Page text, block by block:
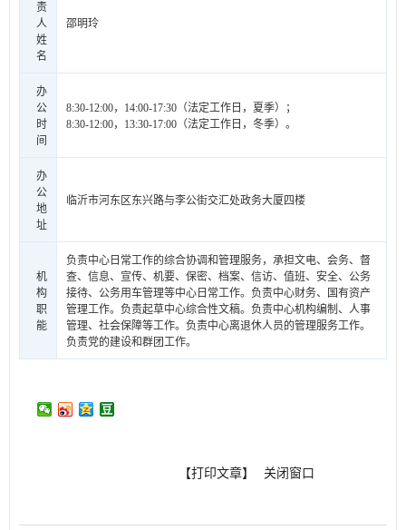
责
人
姓
名
邵明玲
办
公
时
间
8:30-12:00，14:00-17:30（法定工作日，夏季）；
8:30-12:00，13:30-17:00（法定工作日，冬季）。
办
公
地
址
临沂市河东区东兴路与李公街交汇处政务大厦四楼
机
构
职
能
负责中心日常工作的综合协调和管理服务，承担文电、会务、督
查、信息、宣传、机要、保密、档案、信访、值班、安全、公务
接待、公务用车管理等中心日常工作。负责中心财务、国有资产
管理工作。负责起草中心综合性文稿。负责中心机构编制、人事
管理、社会保障等工作。负责中心离退休人员的管理服务工作。
负责党的建设和群团工作。
【打印文章】 关闭窗口